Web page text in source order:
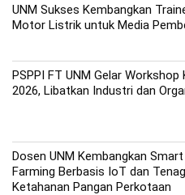
UNM Sukses Kembangkan
Motor Listrik untuk Media
PSPPI FT UNM Gelar Workshop
2026, Libatkan Industri dan
Dosen UNM Kembangkan Smart
Farming Berbasis IoT dan
Ketahanan Pangan Perkotaan